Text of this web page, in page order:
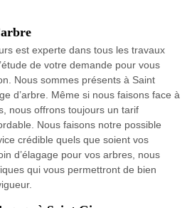
est experte dans tous les travaux
de votre demande pour vous
Nous sommes présents à Saint
d’arbre. Même si nous faisons face à
nous offrons toujours un tarif
Nous faisons notre possible
crédible quels que soient vos
d’élagage pour vos arbres, nous
qui vous permettront de bien